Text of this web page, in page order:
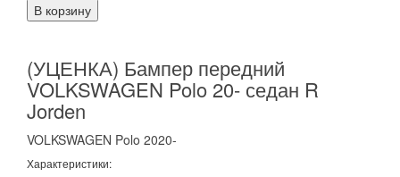
В корзину
(УЦЕНКА) Бампер передний
VOLKSWAGEN Polo 20- седан R
Jorden
VOLKSWAGEN Polo 2020-
Характеристики: